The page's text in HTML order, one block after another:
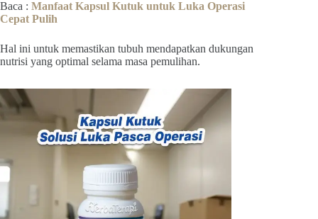
Baca : Manfaat Kapsul Kutuk untuk Luka Operasi
Cepat Pulih
Hal ini untuk memastikan tubuh mendapatkan dukungan
nutrisi yang optimal selama masa pemulihan.